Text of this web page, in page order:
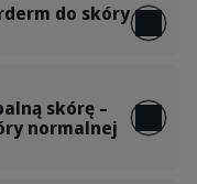
do skóry
skórę –
normalnej